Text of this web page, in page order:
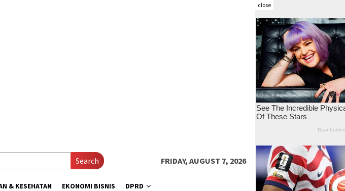
close
Search FRIDAY, AUGUST 7, 2026
& KESEHATAN EKONOMI BISNIS DPRD